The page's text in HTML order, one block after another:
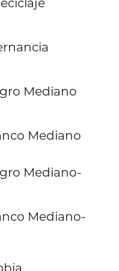
Mediano
Mediano
Mediano-
Mediano-